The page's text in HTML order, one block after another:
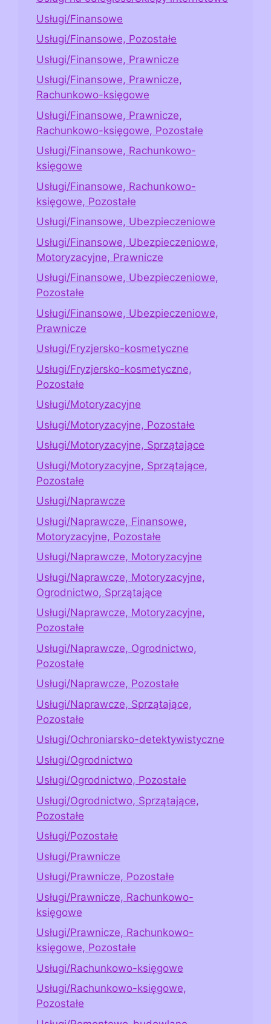
Usługi/Finansowe
Usługi/Finansowe, Pozostałe
Usługi/Finansowe, Prawnicze
Usługi/Finansowe, Prawnicze,
Rachunkowo-księgowe
Usługi/Finansowe, Prawnicze,
Rachunkowo-księgowe, Pozostałe
Usługi/Finansowe, Rachunkowo-
księgowe
Usługi/Finansowe, Rachunkowo-
księgowe, Pozostałe
Usługi/Finansowe, Ubezpieczeniowe
Usługi/Finansowe, Ubezpieczeniowe,
Motoryzacyjne, Prawnicze
Usługi/Finansowe, Ubezpieczeniowe,
Pozostałe
Usługi/Finansowe, Ubezpieczeniowe,
Prawnicze
Usługi/Fryzjersko-kosmetyczne
Usługi/Fryzjersko-kosmetyczne,
Pozostałe
Usługi/Motoryzacyjne
Usługi/Motoryzacyjne, Pozostałe
Usługi/Motoryzacyjne, Sprzątające
Usługi/Motoryzacyjne, Sprzątające,
Pozostałe
Usługi/Naprawcze
Usługi/Naprawcze, Finansowe,
Motoryzacyjne, Pozostałe
Usługi/Naprawcze, Motoryzacyjne
Usługi/Naprawcze, Motoryzacyjne,
Ogrodnictwo, Sprzątające
Usługi/Naprawcze, Motoryzacyjne,
Pozostałe
Usługi/Naprawcze, Ogrodnictwo,
Pozostałe
Usługi/Naprawcze, Pozostałe
Usługi/Naprawcze, Sprzątające,
Pozostałe
Usługi/Ochroniarsko-detektywistyczne
Usługi/Ogrodnictwo
Usługi/Ogrodnictwo, Pozostałe
Usługi/Ogrodnictwo, Sprzątające,
Pozostałe
Usługi/Pozostałe
Usługi/Prawnicze
Usługi/Prawnicze, Pozostałe
Usługi/Prawnicze, Rachunkowo-
księgowe
Usługi/Prawnicze, Rachunkowo-
księgowe, Pozostałe
Usługi/Rachunkowo-księgowe
Usługi/Rachunkowo-księgowe,
Pozostałe